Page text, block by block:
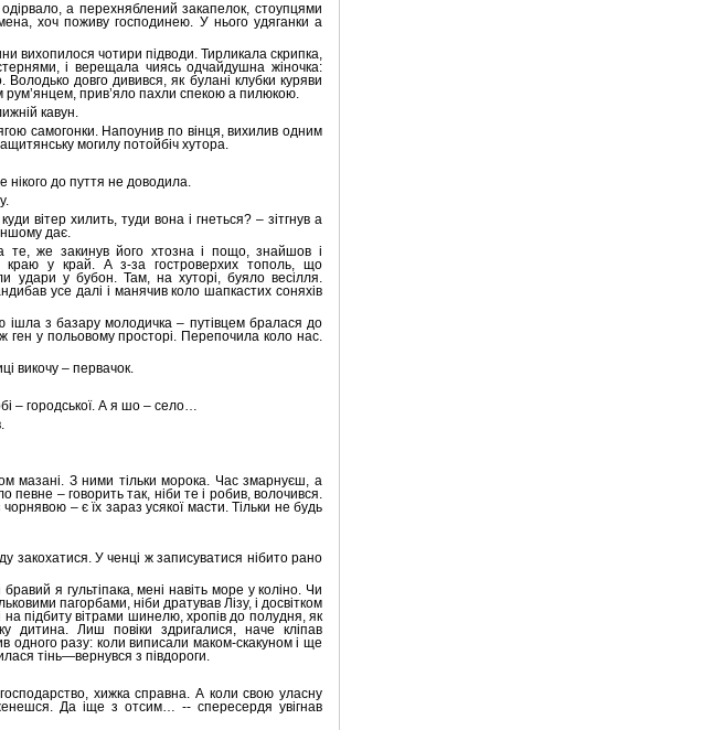
а перехняблений закапелок, стоупцями
хоч поживу господинею. У нього удяганки а
вихопилося чотири підводи. Тирликала скрипка,
і верещала чиясь одчайдушна жіночка:
довго дивився, як булані клубки куряви
рум’янцем, прив’яло пахли спекою а пилюкою.
кавун.
самогонки. Напоунив по вінця, вихилив одним
могилу потойбіч хутора.
до пуття не доводила.
вітер хилить, туди вона і гнеться? – зітгнув а
дає.
те, же закинув його хтозна і пощо, знайшов і
у край. А з-за гостроверхих тополь, що
удари у бубон. Там, на хуторі, буяло весілля.
усе далі і манячив коло шапкастих соняхів
ішла з базару молодичка – путівцем бралася до
ген у польовому просторі. Перепочила коло нас.
викочу – первачок.
– городської. А я шо – село…
мазані. З ними тільки морока. Час змарнуєш, а
певне – говорить так, ніби те і робив, волочився.
– є їх зараз усякої масти. Тільки не будь
закохатися. У ченці ж записуватися нібито рано
я гультіпака, мені навіть море у коліно. Чи
пагорбами, ніби дратував Лізу, і досвітком
підбиту вітрами шинелю, хропів до полудня, як
дитина. Лиш повіки здригалися, наче кліпав
одного разу: коли виписали маком-скакуном і ще
тінь—вернувся з півдороги.
хижка справна. А коли свою уласну
Да іще з отсим… -- спересердя увігнав